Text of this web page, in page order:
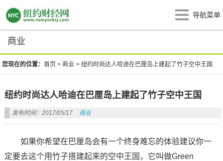
导航菜单
商业
您现在的位置：首页 > 商业 >纽约时尚达人哈迪在巴厘岛上建起了竹子空中王国
纽约时尚达人哈迪在巴厘岛上建起了竹子空中王国
发布时间：2017/05/17 商业
如果你希望在巴厘岛会有一个终身难忘的体验建议你一
定要去这个用竹子搭建起来的空中王国，它叫做Green